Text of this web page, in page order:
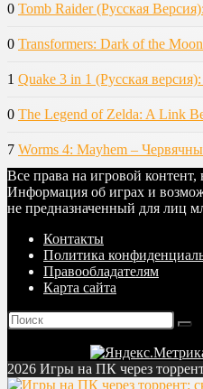
0 Tomb Raider (Русская
0 Transformers: Dark of the
1 Quake 3 in 1 (Русская
0 The Legend of Zelda: A Link
7 Worms 4: Mayhem –
Все права на игровой
Информация об играх и
не предназначенный для лиц
Контакты
Политика
Правообладателям
Карта сайта
2026 Игры на ПК через